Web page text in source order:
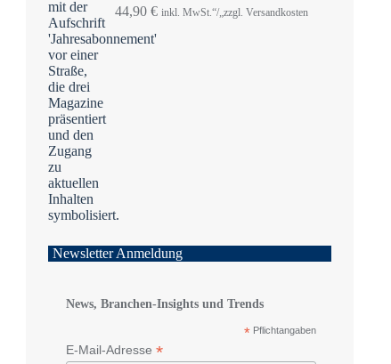
44,90 € inkl. MwSt.“/„zzgl. Versandkosten
Newsletter Anmeldung
News, Branchen-Insights und Trends
* Pflichtangaben
E-Mail-Adresse *